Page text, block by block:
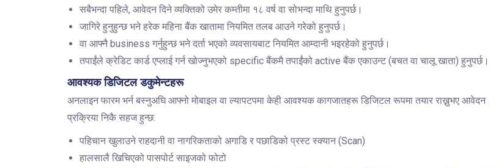
सबैभन्दा पहिले, आवेदन दिने व्यक्तिको उमेर कम्तीमा १८ वर्ष वा सोभन्दा माथि हुनुपर्छ।
जागिरे हुनुहुन्छ भने हरेक महिना बैंक खातामा नियमित तलब आउने गरेको हुनुपर्छ।
वा आफ्नै business गर्नुहुन्छ भने दर्ता भएको व्यवसायबाट नियमित आम्दानी भइरहेको हुनुपर्छ।
तपाईंले क्रेडिट कार्ड एप्लाई गर्न खोज्नुभएको specific बैंकमै तपाईंको active बैंक एकाउन्ट (बचत वा चालू खाता) हुनुपर्छ।
आवश्यक डिजिटल डकुमेन्टहरू
अनलाइन फारम भर्न बस्नुअघि आफ्नो मोबाइल वा ल्यापटपमा केही आवश्यक कागजातहरू डिजिटल रूपमा तयार राख्नुभए आवेदन
प्रक्रिया निकै सहज हुन्छ:
पहिचान खुलाउने राहदानी वा नागरिकताको अगाडि र पछाडिको प्रस्ट स्क्यान (Scan)
हालसालै खिचिएको पासपोर्ट साइजको फोटो